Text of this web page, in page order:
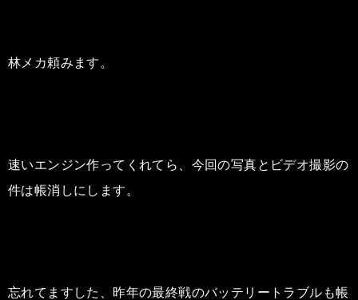
林メカ頼みます。
速いエンジン作ってくれてら、今回の写真とビデオ撮影の
件は帳消しにします。
忘れてますした、昨年の最終戦のバッテリートラブルも帳